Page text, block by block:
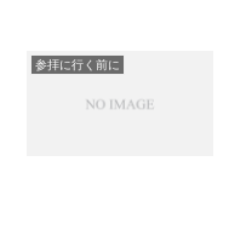
参拝に行く前に